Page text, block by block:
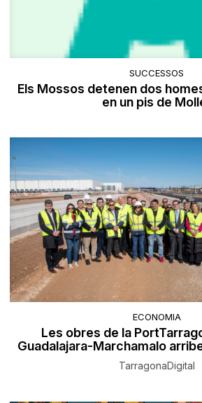
SUCCESSOS
Els Mossos detenen dos
en un pis de
ECONOMIA
Les obres de la
Guadalajara-Marchamalo
TarragonaDigital